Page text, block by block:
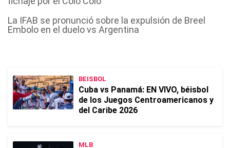
La IFAB se pronunció sobre la expulsión de Breel
Embolo en el duelo vs Argentina
BEISBOL
Cuba vs Panamá: EN VIVO, béisbol
de los Juegos Centroamericanos y
del Caribe 2026
MLB